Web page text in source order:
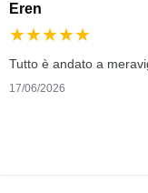
Eren
★★★★★
Tutto è andato a
17/06/2026